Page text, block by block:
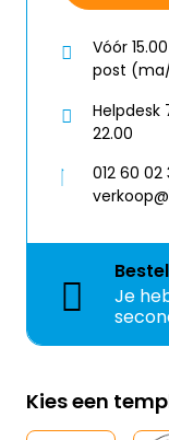
Vóór
post
Helpdesk
22.00
012 60
Je
Kies een